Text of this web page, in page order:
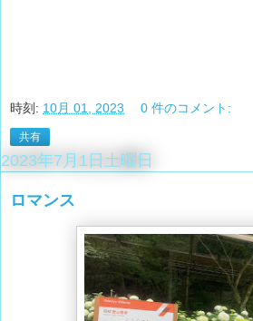
時刻: 10月 01, 2023 0 件のコメント:
共有
2023年7月1日土曜日
ロマンス